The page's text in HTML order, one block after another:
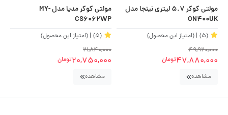
مولتی کوکر 5.7 لیتری نینجا مدل
ON400UK
(5)
| (امتیاز این محصول)
49,920,000
47,880,000تومان
مشاهده
مولتی کوکر مدیا مدل MY-
CS6062WP
(5)
| (امتیاز این محصول)
21,840,000
20,750,000تومان
مشاهده